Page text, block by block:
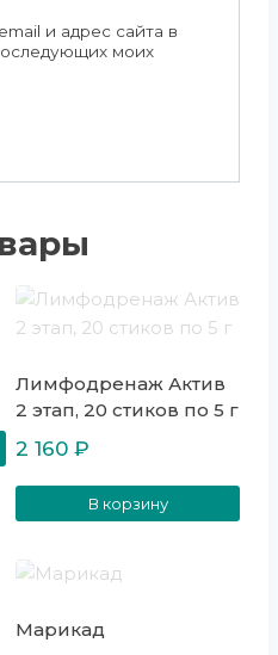
и адрес сайта в
моих
Лимфодренаж Актив
2 этап, 20 стиков по 5 г
2 160 ₽
В корзину
Марикад